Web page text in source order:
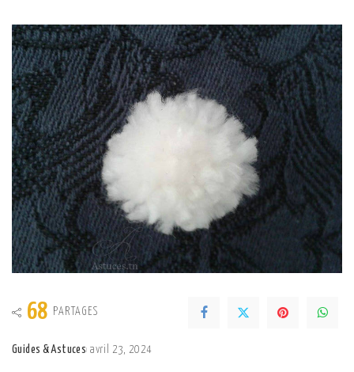
68 PARTAGES
Guides & Astuces avril 23, 2024